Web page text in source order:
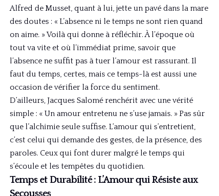
Alfred de Musset, quant à lui, jette un pavé dans la mare
des doutes : « L’absence ni le temps ne sont rien quand
on aime. » Voilà qui donne à réfléchir. À l’époque où
tout va vite et où l’immédiat prime, savoir que
l’absence ne suffit pas à tuer l’amour est rassurant. Il
faut du temps, certes, mais ce temps-là est aussi une
occasion de vérifier la force du sentiment.
D’ailleurs, Jacques Salomé renchérit avec une vérité
simple : « Un amour entretenu ne s’use jamais. » Pas sûr
que l’alchimie seule suffise. L’amour qui s’entretient,
c’est celui qui demande des gestes, de la présence, des
paroles. Ceux qui font durer malgré le temps qui
s’écoule et les tempêtes du quotidien.
Temps et Durabilité : L’Amour qui Résiste aux
Secousses